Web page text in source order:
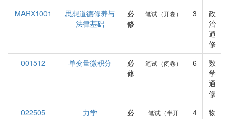
MARX1001
思想道德修养与
法律基础
必
修
笔试（开卷） 3
政
治
通
修
001512
单变量微积分
必
修
笔试（闭卷） 6
数
学
通
修
022505
力学
必
笔试（半开
4
物